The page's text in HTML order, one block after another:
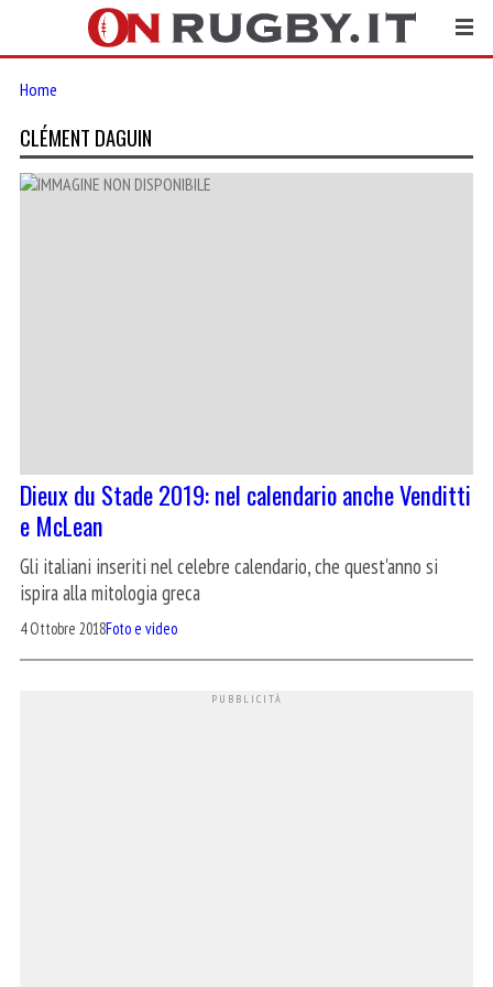
Home
CLÉMENT DAGUIN
Dieux du Stade 2019: nel calendario anche Venditti
e McLean
Gli italiani inseriti nel celebre calendario, che quest'anno si
ispira alla mitologia greca
4 Ottobre 2018Foto e video